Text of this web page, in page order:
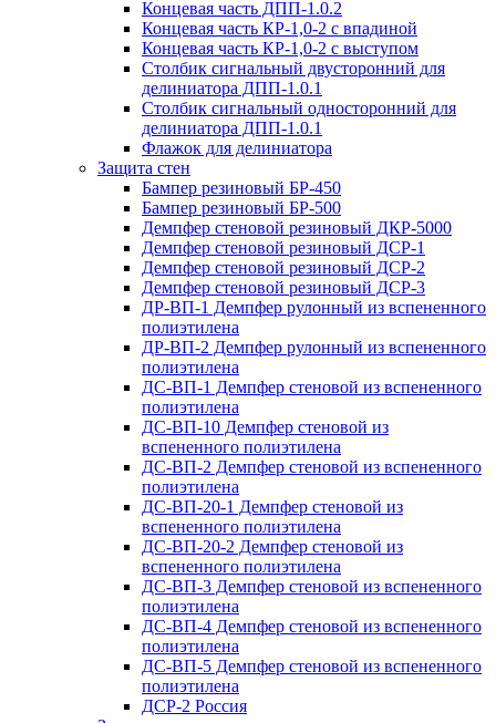
Концевая часть ДПП-1.0.2
Концевая часть КР-1,0-2 с впадиной
Концевая часть КР-1,0-2 с выступом
Столбик сигнальный двусторонний для
делиниатора ДПП-1.0.1
Столбик сигнальный односторонний для
делиниатора ДПП-1.0.1
Флажок для делиниатора
Защита стен
Бампер резиновый БР-450
Бампер резиновый БР-500
Демпфер стеновой резиновый ДКР-5000
Демпфер стеновой резиновый ДСР-1
Демпфер стеновой резиновый ДСР-2
Демпфер стеновой резиновый ДСР-3
ДР-ВП-1 Демпфер рулонный из вспененного
полиэтилена
ДР-ВП-2 Демпфер рулонный из вспененного
полиэтилена
ДС-ВП-1 Демпфер стеновой из вспененного
полиэтилена
ДС-ВП-10 Демпфер стеновой из
вспененного полиэтилена
ДС-ВП-2 Демпфер стеновой из вспененного
полиэтилена
ДС-ВП-20-1 Демпфер стеновой из
вспененного полиэтилена
ДС-ВП-20-2 Демпфер стеновой из
вспененного полиэтилена
ДС-ВП-3 Демпфер стеновой из вспененного
полиэтилена
ДС-ВП-4 Демпфер стеновой из вспененного
полиэтилена
ДС-ВП-5 Демпфер стеновой из вспененного
полиэтилена
ДСР-2 Россия